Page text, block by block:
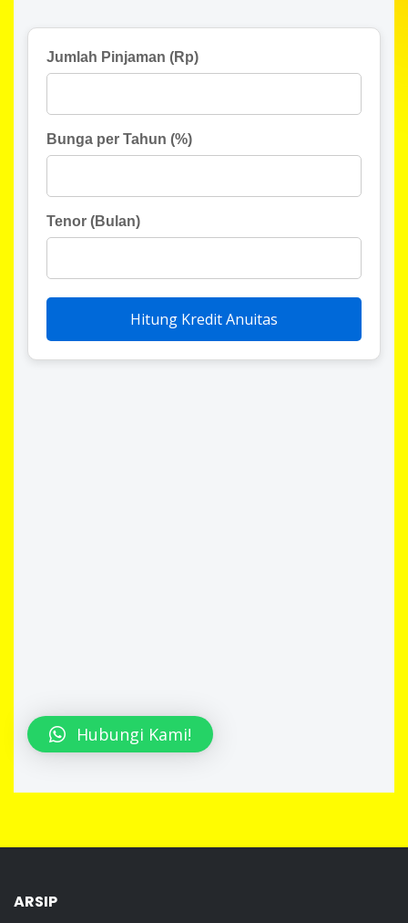
Jumlah Pinjaman (Rp)
Bunga per Tahun (%)
Tenor (Bulan)
Hitung Kredit Anuitas
Hubungi Kami!
ARSIP